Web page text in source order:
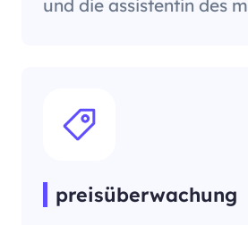
und die assistentin des
preisüberwachung